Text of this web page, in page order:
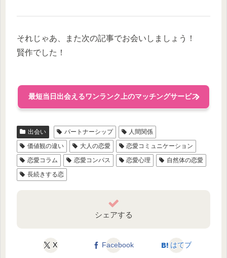
それじゃあ、また次の記事でお会いしましょう！
賢作でした！
最短当日出会えるワンランク上のマッチングサービス
出会い パートナーシップ
人間関係
価値観の違い
大人の恋愛
恋愛コミュニケーション
恋愛コラム
恋愛コンパス 恋愛心理
自然体の恋愛
長続きする恋
シェアする
X Facebook はてブ